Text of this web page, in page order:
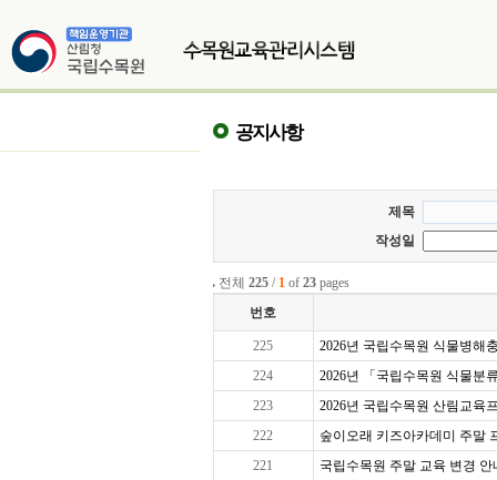
공지사항
제목
작성일
전체 225 / 1 of 23 pages
번호
225
2026년 국립수목원 식물병해
224
2026년 「국립수목원 식물분
223
2026년 국립수목원 산림교육
222
숲이오래 키즈아카데미 주말
221
국립수목원 주말 교육 변경 안